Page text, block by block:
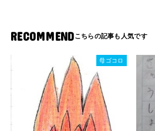
RECOMMEND
母ゴコロ